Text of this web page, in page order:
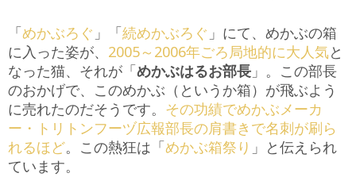
「めかぶろぐ 」「続めかぶろぐ 」にて、めかぶの箱
に入った姿が、 2005～2006年ごろ局地的に大人気と
なった猫、それが「めかぶはるお部長 」。この部長
のおかげで、このめかぶ（というか箱）が飛ぶよう
に売れたのだそうです。 その功績でめかぶメーカ
ー・トリトンフーヅ広報部長の肩書きで名刺が刷ら
れるほど。この熱狂は「めかぶ箱祭り 」と伝えられ
ています。